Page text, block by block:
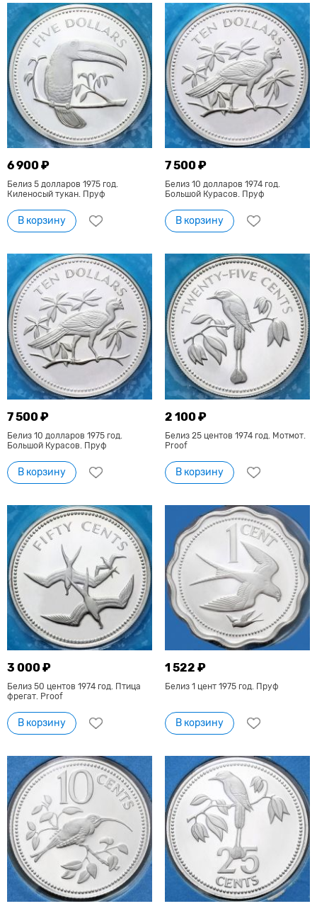
6 900 ₽
Белиз 5 долларов 1975 год.
Киленосый тукан. Пруф
В корзину
7 500 ₽
Белиз 10 долларов 1974 год.
Большой Курасов. Пруф
В корзину
7 500 ₽
Белиз 10 долларов 1975 год.
Большой Курасов. Пруф
В корзину
2 100 ₽
Белиз 25 центов 1974 год. Мотмот.
Proof
В корзину
3 000 ₽
Белиз 50 центов 1974 год. Птица
фрегат. Proof
В корзину
1 522 ₽
Белиз 1 цент 1975 год. Пруф
В корзину